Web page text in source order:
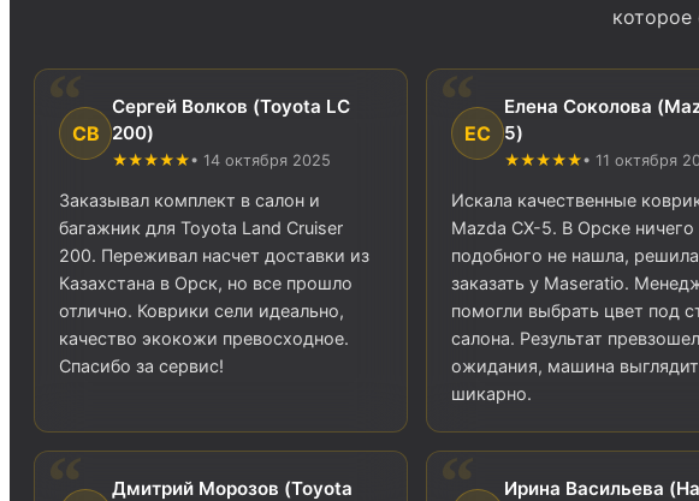
которое
СВ
Сергей Волков (Toyota LC
200)
★★★★★• 14 октября 2025
Заказывал комплект в салон и
багажник для Toyota Land Cruiser
200. Переживал насчет доставки из
Казахстана в Орск, но все прошло
отлично. Коврики сели идеально,
качество экокожи превосходное.
Спасибо за сервис!
ЕС
Елена Соколова
5)
★★★★★• 11 октября
Искала качественные
Mazda CX-5. В Орске ничего
подобного не нашла, решила
заказать у Maseratio.
помогли выбрать цвет под
салона. Результат превзошел
ожидания, машина выглядит
шикарно.
Дмитрий Морозов (Toyota
Ирина Васильева